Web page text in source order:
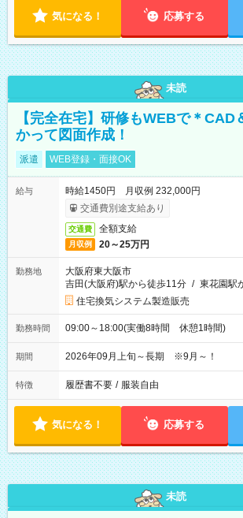
気になる！ 応募する
未読
【完全在宅】研修もWEBで＊CAD
かって図面作成！
派遣 WEB登録・面接OK
給与
時給1450円 月収例 232,000円
交通費別途支給あり
交通費 全額支給
月収例 20～25万円
勤務地
大阪府東大阪市
吉田(大阪府)駅から徒歩11分 / 東花園駅
住宅換気システム製造販売
勤務時間 09:00～18:00(実働8時間 休憩1時間)
期間 2026年09月上旬～長期 ※9月～！
特徴 履歴書不要 / 服装自由
気になる！ 応募する
未読